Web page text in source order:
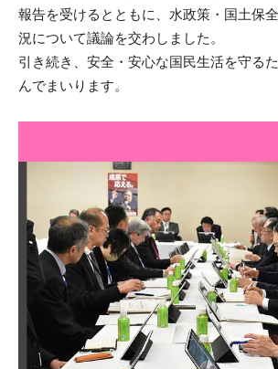
報告を受けるとともに、水政策・国土保
況について議論を交わしました。
引き続き、安全・安心な国民生活を守る
んでまいります。